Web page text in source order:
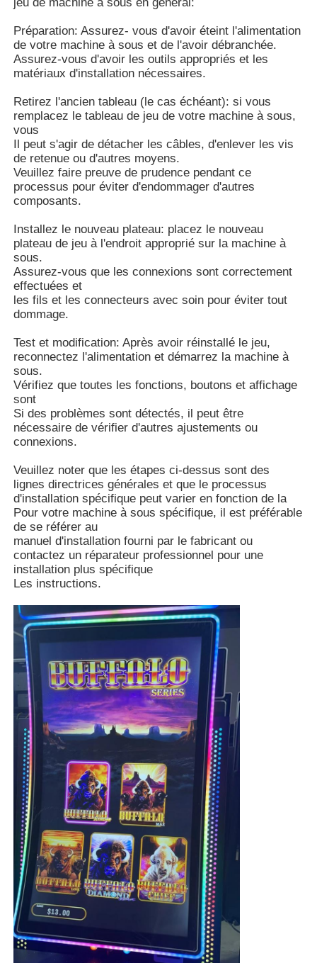
Cabinet de jeux de machines à sous
Logiciel de jeu en ligne
Pièces de jeux de machines à sous
Écran de la machine de jeu
Préparation: Assurez- vous d'avoir éteint l'alimentation
de votre machine à sous et de l'avoir débranchée.
Assurez-vous d'avoir les outils appropriés et les
matériaux d'installation nécessaires.
Retirez l'ancien tableau (le cas échéant): si vous
remplacez le tableau de jeu de votre machine à sous,
vous
Il peut s'agir de détacher les câbles, d'enlever les vis
de retenue ou d'autres moyens.
Veuillez faire preuve de prudence pendant ce
processus pour éviter d'endommager d'autres
composants.
Installez le nouveau plateau: placez le nouveau
plateau de jeu à l'endroit approprié sur la machine à
sous.
Assurez-vous que les connexions sont correctement
effectuées et
les fils et les connecteurs avec soin pour éviter tout
dommage.
Test et modification: Après avoir réinstallé le jeu,
reconnectez l'alimentation et démarrez la machine à
sous.
Vérifiez que toutes les fonctions, boutons et affichage
sont
Si des problèmes sont détectés, il peut être
nécessaire de vérifier d'autres ajustements ou
connexions.
Veuillez noter que les étapes ci-dessus sont des
lignes directrices générales et que le processus
d'installation spécifique peut varier en fonction de la
Pour votre machine à sous spécifique, il est préférable
de se référer au
manuel d'installation fourni par le fabricant ou
contactez un réparateur professionnel pour une
installation plus spécifique
Les instructions.